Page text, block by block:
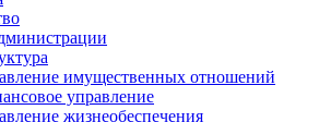
имущественных отношений
управление
жизнеобеспечения